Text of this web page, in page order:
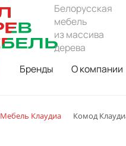
Белорусская
мебель
из массива
дерева
Бренды О компании
Мебель Клаудиа Комод